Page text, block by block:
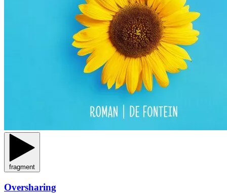
fragment
Oversharing